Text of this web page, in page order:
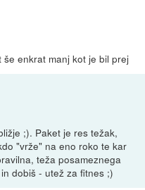
enkrat manj kot je bil prej
;). Paket je res težak,
"vrže" na eno roko te kar
teža posameznega
dobiš - utež za fitnes ;)